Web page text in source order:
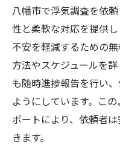
八幡市で浮気調査を依
性と柔軟な対応を提供
不安を軽減するための
方法やスケジュールを
も随時進捗報告を行い
ようにしています。こ
ポートにより、依頼者
きます。